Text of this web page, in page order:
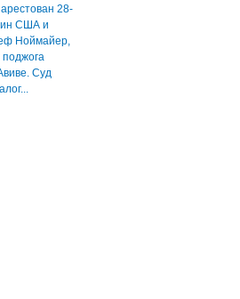
28-
США и
Ноймайер,
поджога
Суд